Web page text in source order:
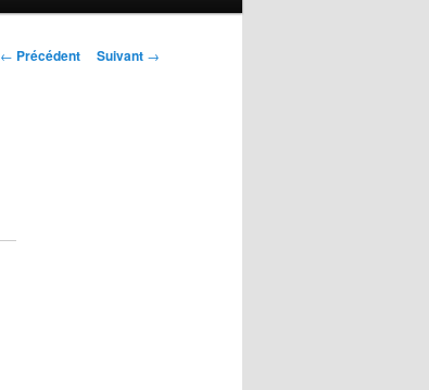
Navigation
← Précédent Suivant →